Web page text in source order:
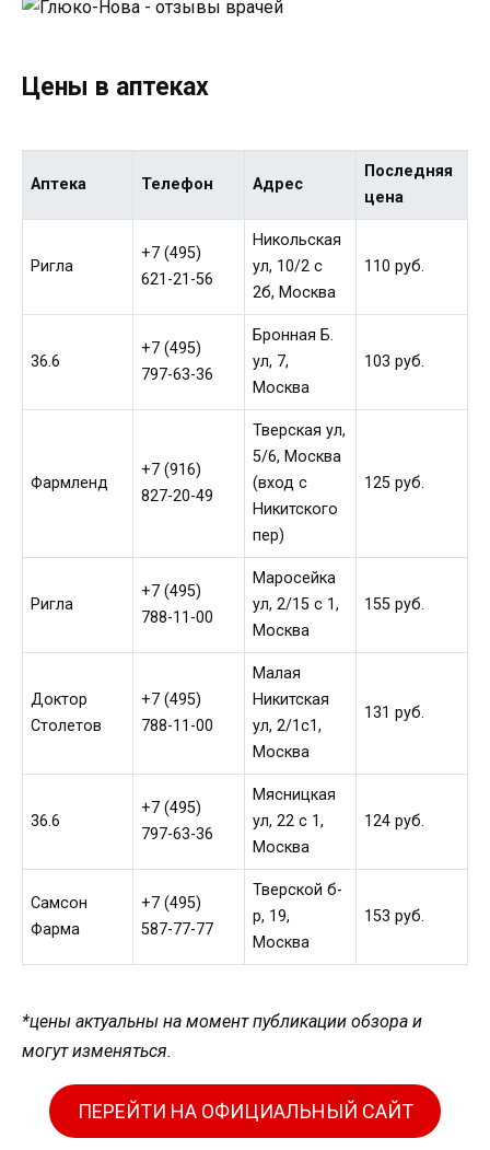
Цены в аптеках
Аптека Телефон Адрес
Последняя
цена
Ригла
+7 (495)
621-21-56
Никольская
ул, 10/2 с
2б, Москва
110 руб.
36.6
+7 (495)
797-63-36
Бронная Б.
ул, 7,
Москва
103 руб.
Фармленд
+7 (916)
827-20-49
Тверская ул,
5/6, Москва
(вход с
Никитского
пер)
125 руб.
Ригла
+7 (495)
788-11-00
Маросейка
ул, 2/15 c 1,
Москва
155 руб.
Доктор
Столетов
+7 (495)
788-11-00
Малая
Никитская
ул, 2/1с1,
Москва
131 руб.
36.6
+7 (495)
797-63-36
Мясницкая
ул, 22 с 1,
Москва
124 руб.
Самсон
Фарма
+7 (495)
587-77-77
Тверской б-
р, 19,
Москва
153 руб.
*цены актуальны на момент публикации обзора и
могут изменяться.
ПЕРЕЙТИ НА ОФИЦИАЛЬНЫЙ САЙТ